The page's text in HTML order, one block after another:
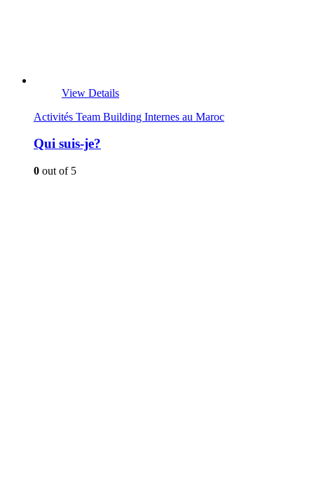
View Details
Activités Team Building Internes au Maroc
Qui suis-je?
0 out of 5